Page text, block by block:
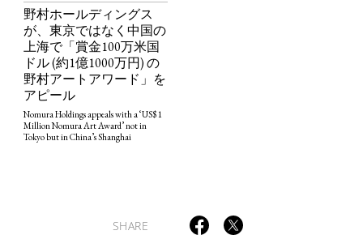
TAGS PEOPLE
ART WORLD CULTURAL ESSAYS
POLITICS
野村ホールディングス
が、東京ではなく中国の
上海で「賞金100万米国
ドル (約1億1000万円) の
野村アートアワード」を
アピール
Nomura Holdings appeals with a ‘US$ 1
Million Nomura Art Award’ not in
Tokyo but in China’s Shanghai
SHARE